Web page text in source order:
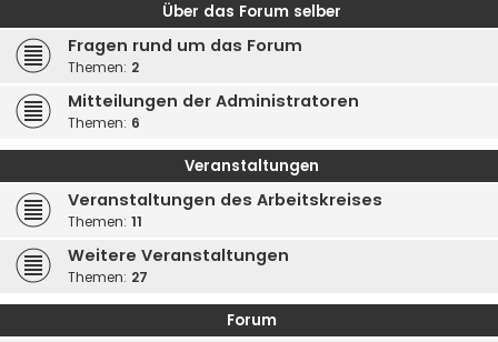
e
Über das Forum selber
Fragen rund um das Forum
Themen: 2
Mitteilungen der Administratoren
Themen: 6
Veranstaltungen
Veranstaltungen des Arbeitskreises
Themen: 11
Weitere Veranstaltungen
Themen: 27
Forum